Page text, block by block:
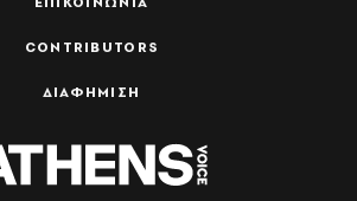
CONTRIBUTORS
ΔΙΑΦΗΜΙΣΗ